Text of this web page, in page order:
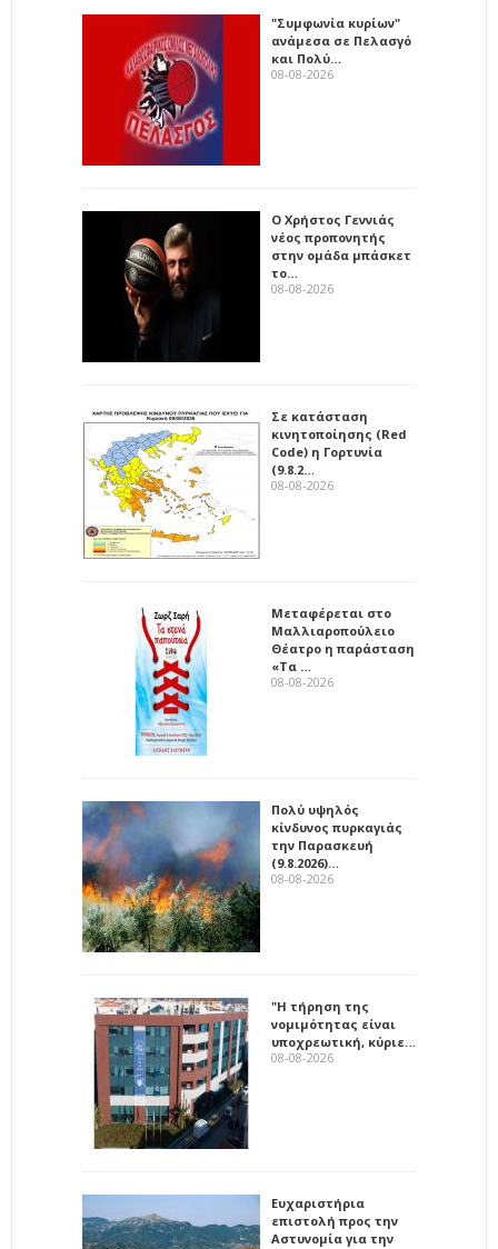
"Συμφωνία κυρίων"
ανάμεσα σε Πελασγό
και Πολύ…
08-08-2026
Ο Χρήστος Γεννιάς
νέος προπονητής
στην ομάδα μπάσκετ
το…
08-08-2026
Σε κατάσταση
κινητοποίησης (Red
Code) η Γορτυνία
(9.8.2…
08-08-2026
Μεταφέρεται στο
Μαλλιαροπούλειο
Θέατρο η παράσταση
«Τα …
08-08-2026
Πολύ υψηλός
κίνδυνος πυρκαγιάς
την Παρασκευή
(9.8.2026)…
08-08-2026
"Η τήρηση της
νομιμότητας είναι
υποχρεωτική, κύριε…
08-08-2026
Ευχαριστήρια
επιστολή προς την
Αστυνομία για την